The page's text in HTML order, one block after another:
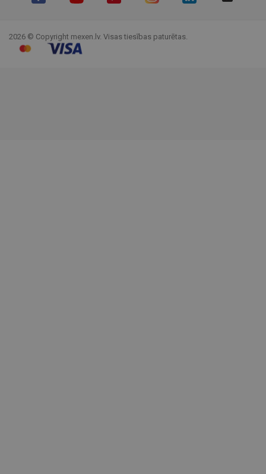
2026 © Copyright mexen.lv. Visas tiesības paturētas.